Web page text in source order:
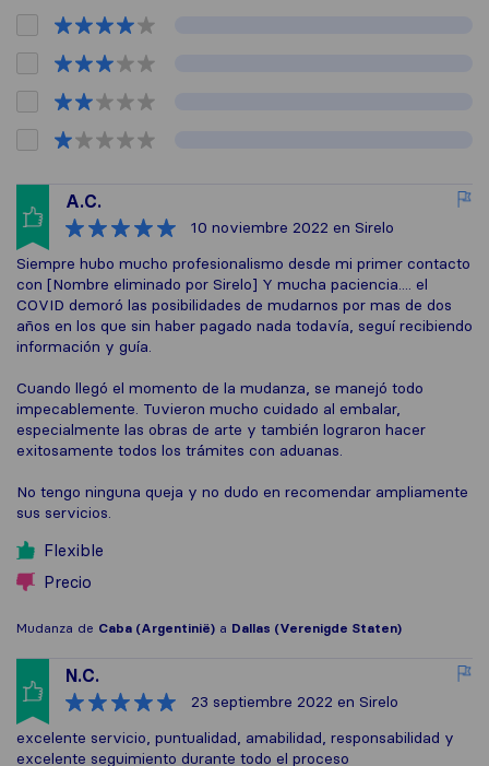
A.C.
10 noviembre 2022 en Sirelo
Siempre hubo mucho profesionalismo desde mi primer contacto
con [Nombre eliminado por Sirelo] Y mucha paciencia.... el
COVID demoró las posibilidades de mudarnos por mas de dos
años en los que sin haber pagado nada todavía, seguí recibiendo
información y guía.
Cuando llegó el momento de la mudanza, se manejó todo
impecablemente. Tuvieron mucho cuidado al embalar,
especialmente las obras de arte y también lograron hacer
exitosamente todos los trámites con aduanas.
No tengo ninguna queja y no dudo en recomendar ampliamente
sus servicios.
Flexible
Precio
Mudanza de Caba (Argentinië) a Dallas (Verenigde Staten)
N.C.
23 septiembre 2022 en Sirelo
excelente servicio, puntualidad, amabilidad, responsabilidad y
excelente seguimiento durante todo el proceso